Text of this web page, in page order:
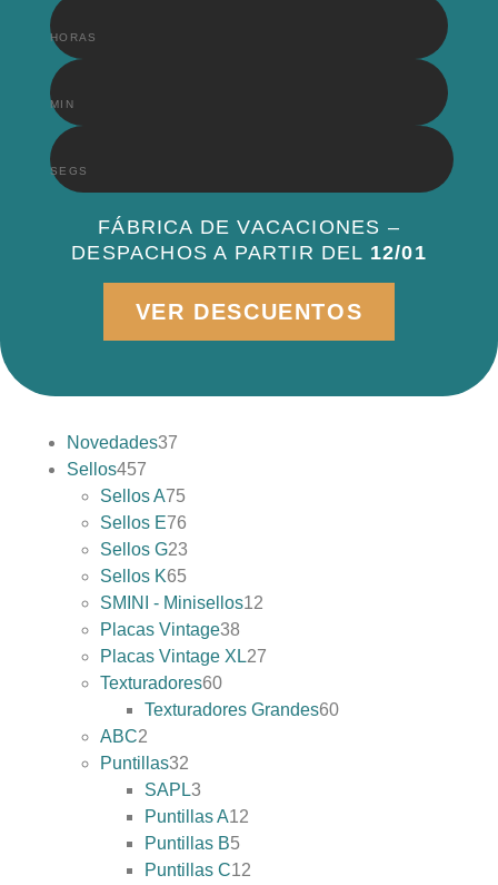
HORAS
MIN
SEGS
FÁBRICA DE VACACIONES –
DESPACHOS A PARTIR DEL 12/01
VER DESCUENTOS
Novedades37
Sellos457
Sellos A75
Sellos E76
Sellos G23
Sellos K65
SMINI - Minisellos12
Placas Vintage38
Placas Vintage XL27
Texturadores60
Texturadores Grandes60
ABC2
Puntillas32
SAPL3
Puntillas A12
Puntillas B5
Puntillas C12